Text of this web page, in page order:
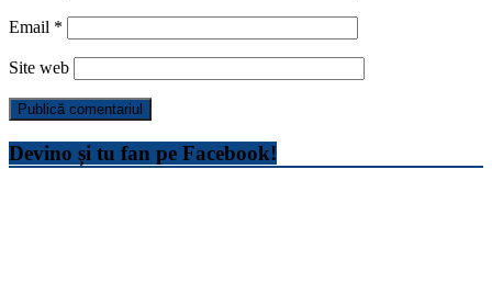
Email *
Site web
Devino și tu fan pe Facebook!